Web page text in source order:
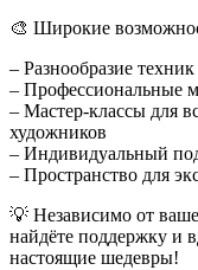
🎨 Широкие
– Разнообразие
– Профессиональные
– Мастер-классы для
художников
– Индивидуальный
– Пространство для
💡 Независимо от
найдёте поддержку и
настоящие шедевры!